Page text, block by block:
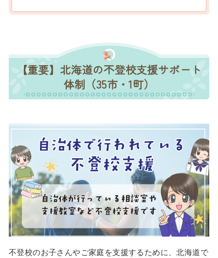
【重要】北海道の不登校支援サポート
体制（35市・1町）
不登校のお子さんやご家庭を支援するために、北海道で